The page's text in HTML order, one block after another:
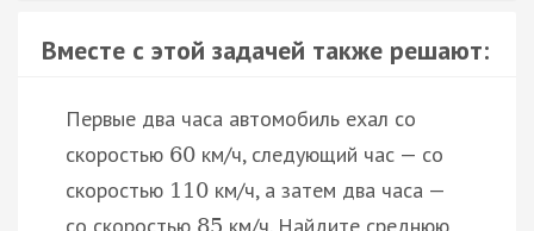
Вместе с этой задачей также решают:
Первые два часа автомобиль ехал со
скоростью 60 км/ч, следующий час — со
скоростью 110 км/ч, а затем два часа —
со скоростью 85 км/ч. Найдите среднюю